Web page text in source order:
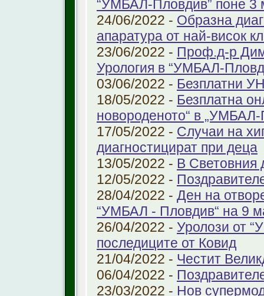
“УМБАЛ-Пловдив” поне 3
24/06/2022 - Образна
апаратура от най-висок
23/06/2022 - Проф.д-р
Урология в “УМБАЛ-
03/06/2022 - Безплатни
18/05/2022 - Безплатна
новороденото“ в „УМБАЛ-
17/05/2022 - Случаи на
диагностицират при деца
13/05/2022 - В Световния
12/05/2022 -
28/04/2022 - Ден на
“УМБАЛ - Пловдив“ на 9
26/04/2022 - Уролози от
последиците от Ковид
21/04/2022 - Честит
06/04/2022 -
23/03/2022 - Нов